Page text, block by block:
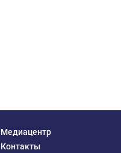
Медиацентр
Контакты